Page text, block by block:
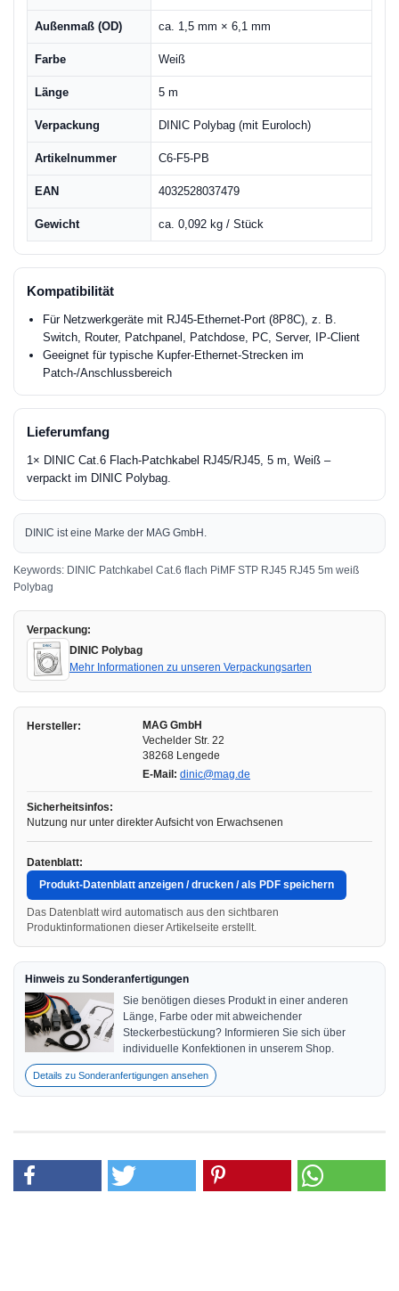
Außenmaß (OD) ca. 1,5 mm × 6,1 mm
Farbe Weiß
Länge 5 m
Verpackung DINIC Polybag (mit Euroloch)
Artikelnummer C6-F5-PB
EAN 4032528037479
Gewicht ca. 0,092 kg / Stück
Kompatibilität
Für Netzwerkgeräte mit RJ45-Ethernet-Port (8P8C), z. B.
Switch, Router, Patchpanel, Patchdose, PC, Server, IP-Client
Geeignet für typische Kupfer-Ethernet-Strecken im
Patch-/Anschlussbereich
Lieferumfang
1× DINIC Cat.6 Flach-Patchkabel RJ45/RJ45, 5 m, Weiß –
verpackt im DINIC Polybag.
DINIC ist eine Marke der MAG GmbH.
Keywords: DINIC Patchkabel Cat.6 flach PiMF STP RJ45 RJ45 5m weiß
Polybag
Verpackung:
DINIC Polybag
Mehr Informationen zu unseren Verpackungsarten
Hersteller:
MAG GmbH
Vechelder Str. 22
38268 Lengede
E-Mail: dinic@mag.de
Sicherheitsinfos:
Nutzung nur unter direkter Aufsicht von Erwachsenen
Datenblatt:
Produkt-Datenblatt anzeigen / drucken / als PDF speichern
Das Datenblatt wird automatisch aus den sichtbaren
Produktinformationen dieser Artikelseite erstellt.
Hinweis zu Sonderanfertigungen
Sie benötigen dieses Produkt in einer anderen
Länge, Farbe oder mit abweichender
Steckerbestückung? Informieren Sie sich über
individuelle Konfektionen in unserem Shop.
Details zu Sonderanfertigungen ansehen